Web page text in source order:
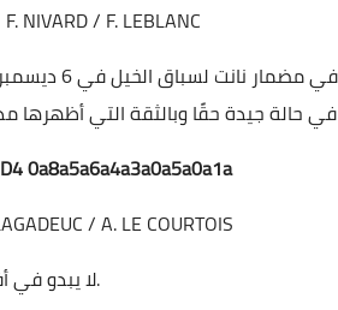
F. NIVARD / F. LEBLANC
نظرًا
0a8a5a6a4a3a0a5a0a1a
/ A. LE COURTOIS
لا يبدو في أفضل حالاته.